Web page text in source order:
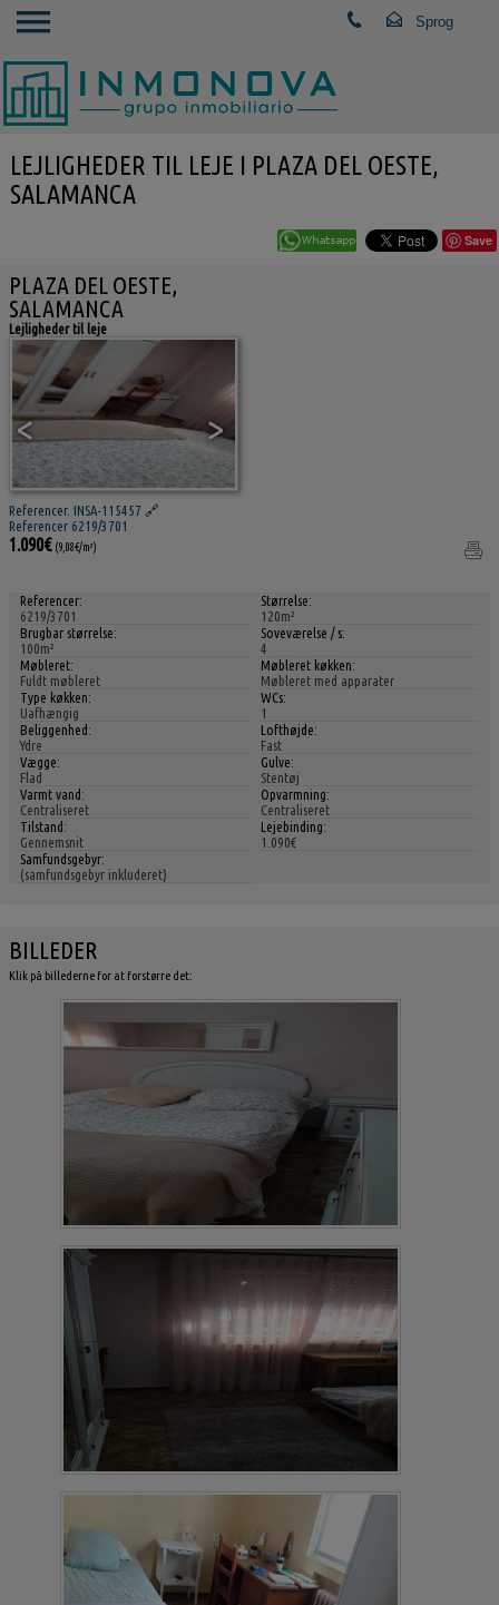
LEJLIGHEDER TIL LEJE I PLAZA DEL OESTE,
SALAMANCA
Save
PLAZA DEL OESTE,
SALAMANCA
Lejligheder til leje
< >
Referencer. INSA-115457 🔗
Referencer 6219/3701
1.090€ (9,08€/m²)
Referencer:
6219/3701
Størrelse:
120m²
Brugbar størrelse:
100m²
Soveværelse / s:
4
Møbleret:
Fuldt møbleret
Møbleret køkken:
Møbleret med apparater
Type køkken:
Uafhængig
WCs:
1
Beliggenhed:
Ydre
Lofthøjde:
Fast
Vægge:
Flad
Gulve:
Stentøj
Varmt vand:
Centraliseret
Opvarmning:
Centraliseret
Tilstand:
Gennemsnit
Lejebinding:
1.090€
Samfundsgebyr:
(samfundsgebyr inkluderet)
BILLEDER
Klik på billederne for at forstørre det: